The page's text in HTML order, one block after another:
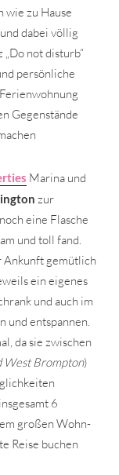
wie zu Hause
dabei völlig
not disturb“
persönliche
Gegenstände
Marina und
zur
eine Flasche
und toll fand.
Ankunft gemütlich
ein eigenes
und auch im
und entspannen.
da sie zwischen
West Brompton)
6
großen Wohn-
Reise buchen